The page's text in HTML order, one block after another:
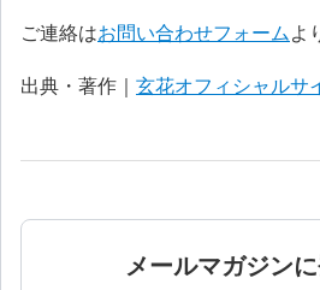
ご連絡はお問い合わせフォームよ
出典・著作｜ 玄花オフィシャルサ
メールマガジン